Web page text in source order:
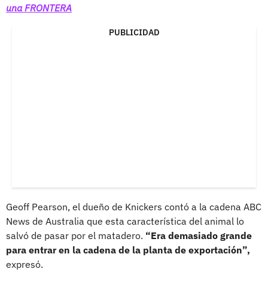
una FRONTERA
PUBLICIDAD
Geoff Pearson, el dueño de Knickers contó a la cadena ABC
News de Australia que esta característica del animal lo
salvó de pasar por el matadero. “Era demasiado grande
para entrar en la cadena de la planta de exportación”,
expresó.